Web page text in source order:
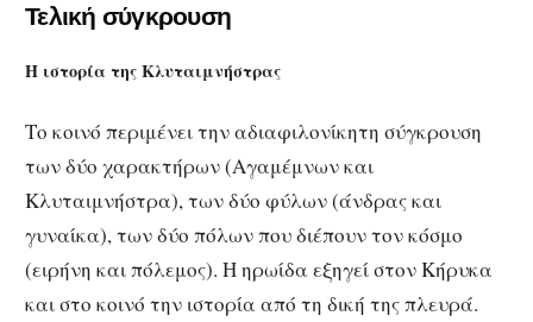
Τελική σύγκρουση
Η ιστορία της Κλυταιμνήστρας
Το κοινό περιμένει την αδιαφιλονίκητη σύγκρουση
των δύο χαρακτήρων (Αγαμέμνων και
Κλυταιμνήστρα), των δύο φύλων (άνδρας και
γυναίκα), των δύο πόλων που διέπουν τον κόσμο
(ειρήνη και πόλεμος). Η ηρωίδα εξηγεί στον Κήρυκα
και στο κοινό την ιστορία από τη δική της πλευρά.